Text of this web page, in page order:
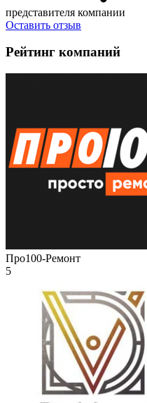
представителя компании
Оставить отзыв
Рейтинг компаний
Про100-Ремонт
5